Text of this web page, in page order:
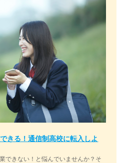
きる！通信制高校に転入しよ
できない！と悩んでいませんか？そ